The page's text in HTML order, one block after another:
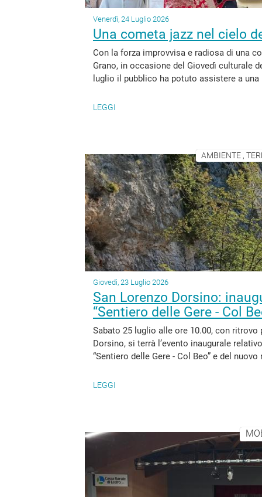
Venerdì, 24 Luglio 2026
Una cometa jazz nel cielo
Con la forza improvvisa e radiosa di una
Grano, in occasione del Giovedì culturale
luglio il pubblico ha potuto assistere a
LEGGI
AMBIENTE ,
Giovedì, 23 Luglio 2026
San Lorenzo Dorsino:
“Sentiero delle Gere - Col
Sabato 25 luglio alle ore 10.00, con ritrovo
Dorsino, si terrà l’evento inaugurale
“Sentiero delle Gere - Col Beo” e del
LEGGI